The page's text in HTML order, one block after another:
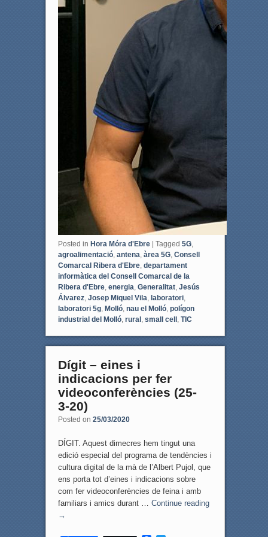
Posted in Hora Móra d'Ebre Tagged 5G,
agroalimentació, antena, àrea 5G, Consell
Comarcal Ribera d'Ebre, departament
informàtica del Consell Comarcal de la
Ribera d'Ebre, energia, Generalitat, Jesús
Álvarez, Josep Miquel Vila, laboratori,
laboratori 5g, Molló, nau el Molló, polígon
industrial del Molló, rural , small cell , TIC
Dígit – eines i
indicacions per fer
videoconferències (25-
3-20)
Posted on 25/03/2020
DÍGIT. Aquest dimecres hem tingut una
edició especial del programa de tendències i
cultura digital de la mà de l’Albert Pujol, que
ens porta tot d’eines i indicacions sobre
com fer videoconferències de feina i amb
familiars i amics durant … Continue reading
→